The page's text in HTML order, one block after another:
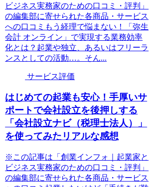
ビジネス実務家のための口コミ・評判」
の編集部に寄せられた各商品・サービス
への口コミもう経理で悩まない！「弥生
会計 オンライン」で実現する業務効率
化とは？起業や独立、あるいはフリーラ
ンスとしての活動…。そん...
サービス評価
はじめての起業も安心！手厚いサ
ポートで会社設立を後押しする
「会社設立ナビ（税理士法人）」
を使ってみたリアルな感想
※この記事は「創業インフォ｜起業家と
ビジネス実務家のための口コミ・評判」
の編集部に寄せられた各商品・サービス